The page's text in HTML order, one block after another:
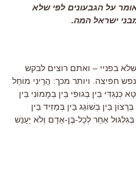
על הגבעונים לפי שלא
ישראל המה.
בפניי – ואתם רוצים לבקש
חפיצה. ויותר מכך: הֲרֵֽינִי מוֹחֵל
בֵּין בְּגוּפִי בֵּין בְּמָמוֹנִי בֵּין
בֵּין בְּשׁוֹגֵג בֵּין בְּמֵזִיד בֵּין
בְּגִלְגּוּל אַחֵר לְכָל-בֶּן-אָדָם וְלֹא יֵעָנֵשׁ